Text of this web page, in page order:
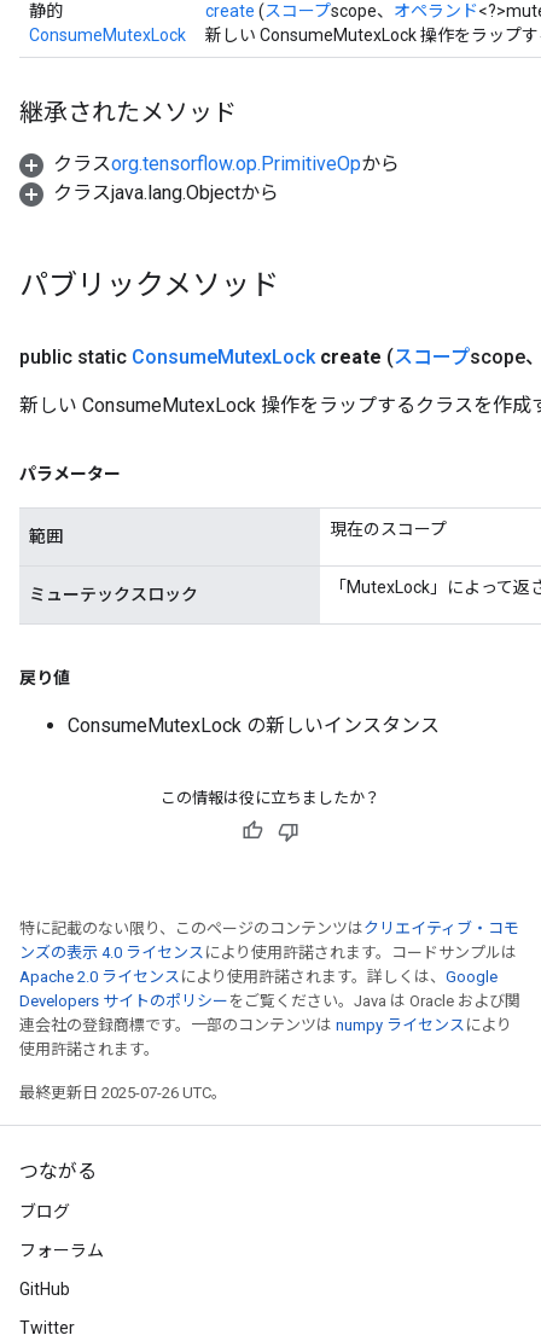
静的
ConsumeMutexLock
create (スコープscope、 オペランド
新しい ConsumeMutexLock 操作をラップ
継承されたメソッド
クラスorg.tensorflow.op.PrimitiveOpから
クラスjava.lang.Objectから
パブリックメソッド
public static ConsumeMutexLock create (スコープscope
新しい ConsumeMutexLock 操作をラップするクラスを作
パラメーター
範囲 現在のスコープ
ミューテックスロック 「MutexLock」によって返
戻り値
ConsumeMutexLock の新しいインスタンス
この情報は役に立ちましたか？
特に記載のない限り、このページのコンテンツはクリエイティブ・コモ
ンズの表示 4.0 ライセンス により使用許諾されます。コードサンプルは
Apache 2.0 ライセンス により使用許諾されます。詳しくは、 Google
Developers サイトのポリシー をご覧ください。Java は Oracle および関
連会社の登録商標です。一部のコンテンツは numpy ライセンス により
使用許諾されます。
最終更新日 2025-07-26 UTC。
つながる
ブログ
フォーラム
GitHub
Twitter